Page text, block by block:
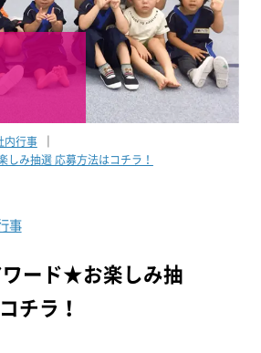
内行事
み抽選 応募方法はコチラ！
事
ード★お楽しみ抽
チラ！